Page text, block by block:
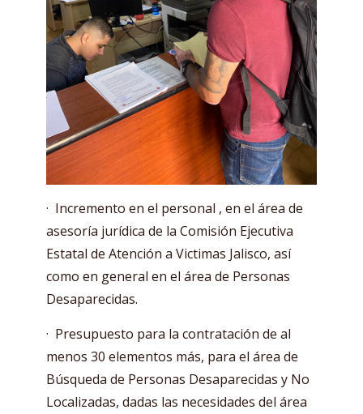
· Incremento en el personal , en el área de
asesoría jurídica de la Comisión Ejecutiva
Estatal de Atención a Victimas Jalisco, así
como en general en el área de Personas
Desaparecidas.
· Presupuesto para la contratación de al
menos 30 elementos más, para el área de
Búsqueda de Personas Desaparecidas y No
Localizadas, dadas las necesidades del área